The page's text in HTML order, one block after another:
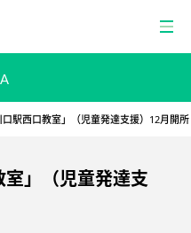
口駅西口教室」（児童発達支援）12月開所
室」（児童発達支